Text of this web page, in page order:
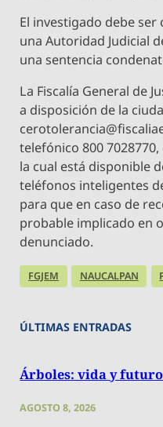
El investigado debe
una Autoridad Judicial
una sentencia
La Fiscalía General de
a disposición de la
telefónico 800
la cual está disponible
teléfonos inteligentes
para que en caso de
probable implicado en
denunciado.
FGJEM NAUCALPAN
ÚLTIMAS ENTRADAS
Árboles: vida y futuro
AGOSTO 8, 2026